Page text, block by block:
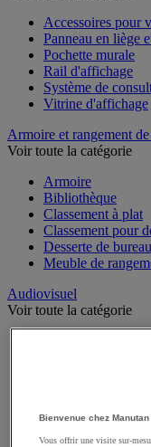
Accessoires pour
Panneau en liège
Pochette murale
Rail d'affichage
Système de
Vitrine d'affichage
Armoire et rangement
Voir toute la catégorie
Armoire
Bibliothèque
Classement à plat
Classement pour
Desserte de bureau
Meuble de
Audiovisuel
Voir toute la catégorie
Matériel de
Sonorisation et
Bienvenue chez Manutan
Vous offrir une visite sur-